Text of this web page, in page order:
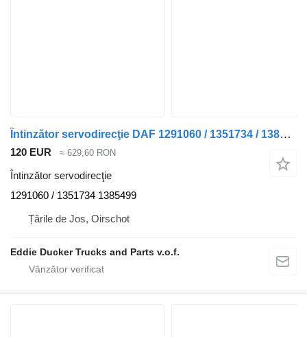
Întinzător servodirecţie DAF 1291060 / 1351734 / 1385499 Steering ROD NEW F95/95XF/XF95/85CF pentru camion DAF F95 / 95XF / XF95 / 85CF
120 EUR ≈ 629,60 RON
Întinzător servodirecţie
1291060 / 1351734 1385499
Țările de Jos, Oirschot
Eddie Ducker Trucks and Parts v.o.f.